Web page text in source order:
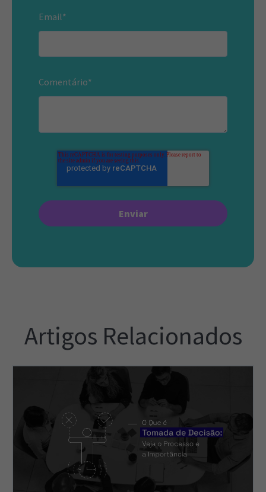
Email*
Comentário*
Artigos Relacionados